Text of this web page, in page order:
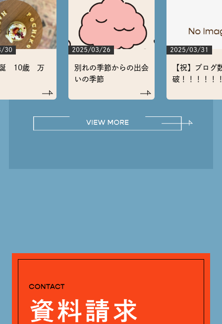
30
10歳 万
2025/03/26
別れの季節からの出会
いの季節
2025/03/31
【祝】ブログ
破！！！！！